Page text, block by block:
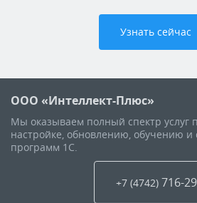
Узнать сейчас
ООО «Интеллект-Плюс»
Мы оказываем полный спектр услуг
настройке, обновлению, обучению
программ 1С.
+7 (4742) 716-